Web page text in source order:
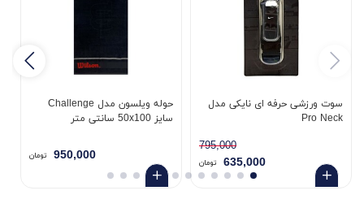
سوت ورزشی حرفه ای نایکی مدل
Pro Neck
795,000
635,000 تومان
حوله ویلسون مدل Challenge
سایز 50x100 سانتی متر
950,000 تومان